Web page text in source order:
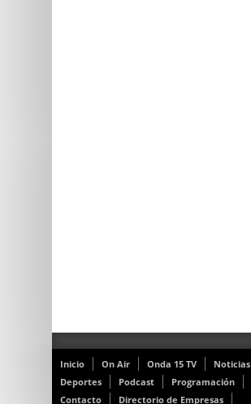
Inicio On Air Onda 15 TV
Noticias
Deportes
Podcast
Programación
Contacto
Directorio de Empresas